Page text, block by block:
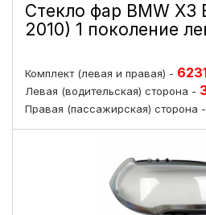
Стекло фар BMW X3
2010) 1 поколение
Комплект (левая и правая) -
Левая (водительская) сторона -
Правая (пассажирская) сторона -